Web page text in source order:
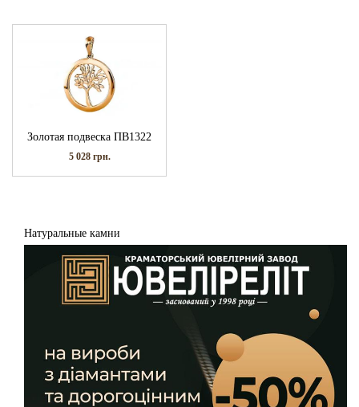
Золотая подвеска ПВ1322
5 028 грн.
Натуральные камни